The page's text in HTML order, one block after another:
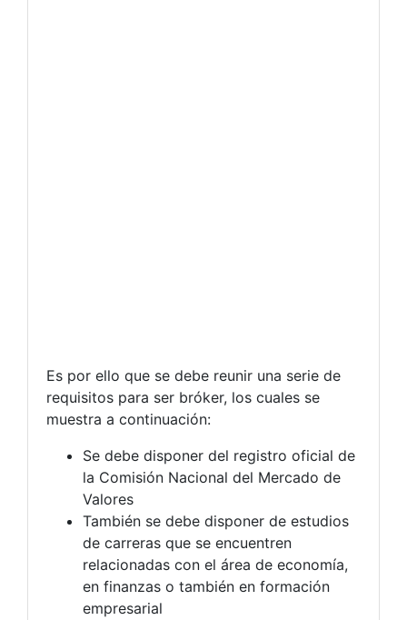
Es por ello que se debe reunir una serie de
requisitos para ser bróker, los cuales se
muestra a continuación:
Se debe disponer del registro oficial de
la Comisión Nacional del Mercado de
Valores
También se debe disponer de estudios
de carreras que se encuentren
relacionadas con el área de economía,
en finanzas o también en formación
empresarial